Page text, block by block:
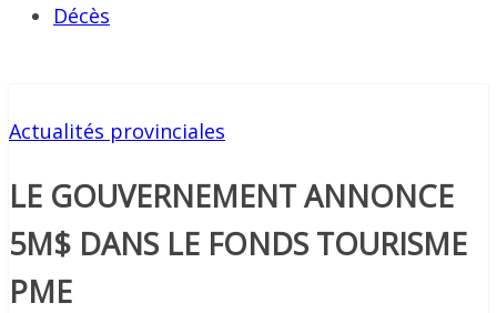
Décès
Actualités provinciales
LE GOUVERNEMENT ANNONCE
5M$ DANS LE FONDS TOURISME
PME